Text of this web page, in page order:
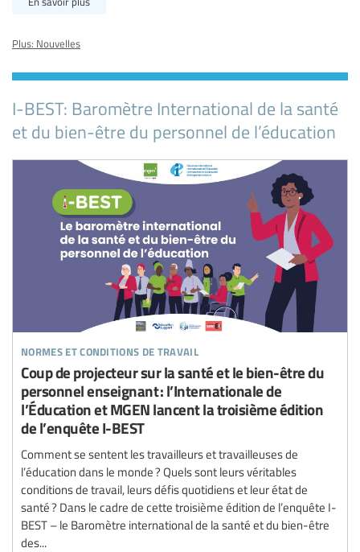
Plus: Nouvelles
I-BEST: Baromètre International de la santé
et du bien-être du personnel de l’éducation
normes et conditions de travail
Coup de projecteur sur la santé et le bien-être du
personnel enseignant : l’Internationale de
l’Éducation et MGEN lancent la troisième édition
de l’enquête I-BEST
Comment se sentent les travailleurs et travailleuses de
l’éducation dans le monde ? Quels sont leurs véritables
conditions de travail, leurs défis quotidiens et leur état de
santé ? Dans le cadre de cette troisième édition de l’enquête I-
BEST – le Baromètre international de la santé et du bien-être
des...